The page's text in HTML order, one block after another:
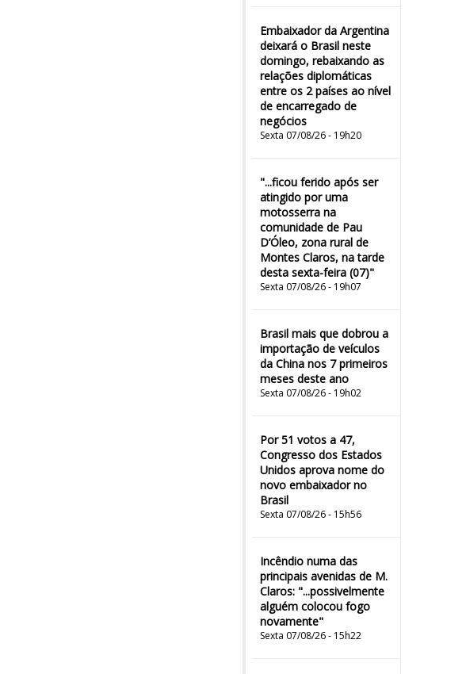
Embaixador da Argentina
deixará o Brasil neste
domingo, rebaixando as
relações diplomáticas
entre os 2 países ao nível
de encarregado de
negócios
Sexta 07/08/26 - 19h20
"...ficou ferido após ser
atingido por uma
motosserra na
comunidade de Pau
D’Óleo, zona rural de
Montes Claros, na tarde
desta sexta-feira (07)"
Sexta 07/08/26 - 19h07
Brasil mais que dobrou a
importação de veículos
da China nos 7 primeiros
meses deste ano
Sexta 07/08/26 - 19h02
Por 51 votos a 47,
Congresso dos Estados
Unidos aprova nome do
novo embaixador no
Brasil
Sexta 07/08/26 - 15h56
Incêndio numa das
principais avenidas de M.
Claros: "...possivelmente
alguém colocou fogo
novamente"
Sexta 07/08/26 - 15h22